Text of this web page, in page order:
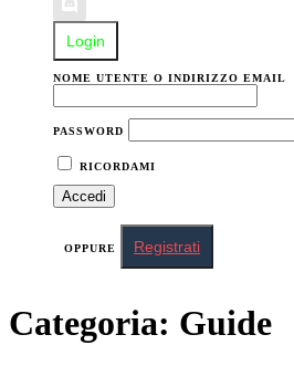
Login
NOME UTENTE O INDIRIZZO EMAIL
PASSWORD
RICORDAMI
OPPURE Registrati
Categoria: Guide